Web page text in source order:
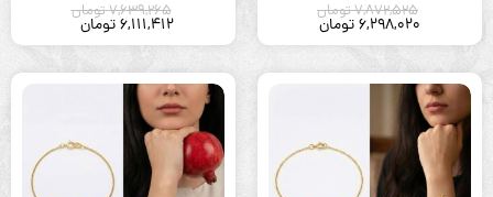
7,872,525تومان
6,298,020تومان
7,639,265تومان
6,111,412 تومان